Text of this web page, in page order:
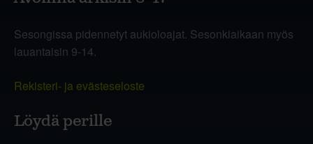
Sesongissa pidennetyt aukioloajat. Sesonkiaikaan myös
lauantaisin 9-14.
Rekisteri- ja evästeseloste
Löydä perille